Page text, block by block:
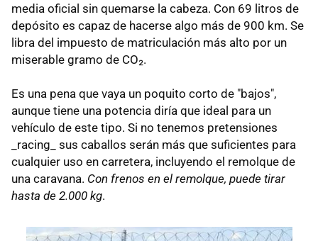
media oficial sin quemarse la cabeza. Con 69 litros de
depósito es capaz de hacerse algo más de 900 km. Se
libra del impuesto de matriculación más alto por un
miserable gramo de CO₂.
Es una pena que vaya un poquito corto de "bajos",
aunque tiene una potencia diría que ideal para un
vehículo de este tipo. Si no tenemos pretensiones
_racing_ sus caballos serán más que suficientes para
cualquier uso en carretera, incluyendo el remolque de
una caravana. Con frenos en el remolque, puede tirar
hasta de 2.000 kg.